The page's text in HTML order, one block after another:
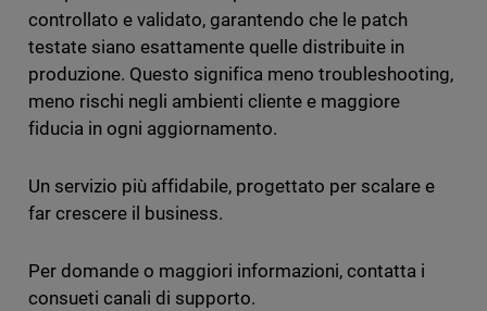
controllato e validato, garantendo che le patch
testate siano esattamente quelle distribuite in
produzione. Questo significa meno troubleshooting,
meno rischi negli ambienti cliente e maggiore
fiducia in ogni aggiornamento.
Un servizio più affidabile, progettato per scalare e
far crescere il business.
Per domande o maggiori informazioni, contatta i
consueti canali di supporto.